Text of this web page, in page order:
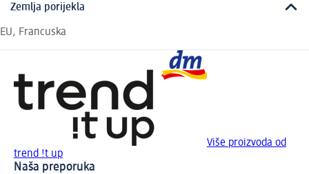
Zemlja porijekla
EU, Francuska
Više proizvoda od
trend !t up
Naša preporuka